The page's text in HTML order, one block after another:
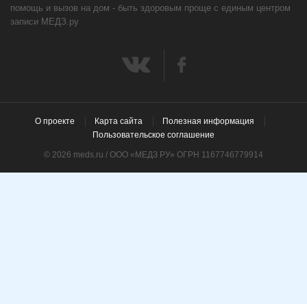
помощь и вызов на дом - быть здоровым проще с единым центром
записи МЕДЗ.ру
О проекте Карта сайта
Полезная информация
Пользовательское соглашение
© 2026 meds.ru / ООО «МЕДЗ РУ» ОГРН 1167746779914